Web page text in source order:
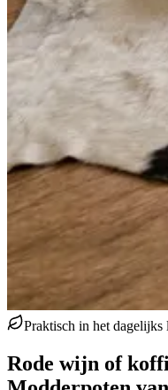
Praktisch in het dagelijks
Rode wijn of